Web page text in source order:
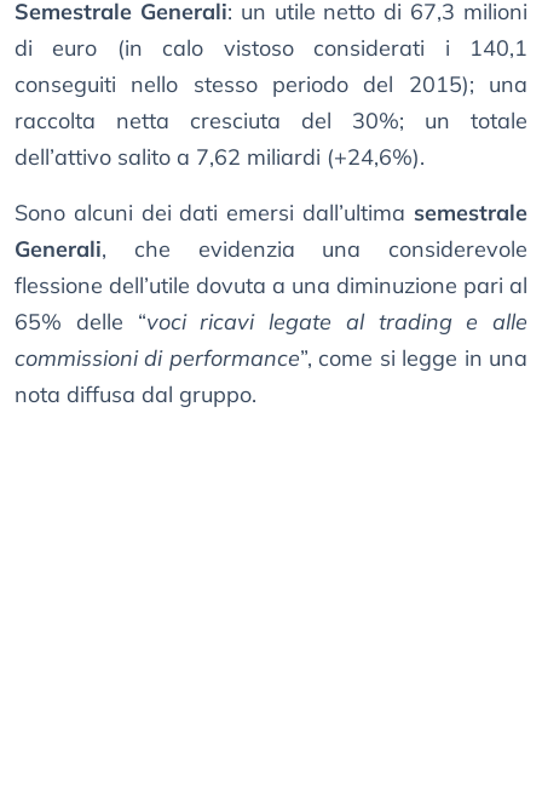
Semestrale Generali: un utile netto di 67,3 milioni
di euro (in calo vistoso considerati i 140,1
conseguiti nello stesso periodo del 2015); una
raccolta netta cresciuta del 30%; un totale
dell’attivo salito a 7,62 miliardi (+24,6%).
Sono alcuni dei dati emersi dall’ultima semestrale
Generali, che evidenzia una considerevole
flessione dell’utile dovuta a una diminuzione pari al
65% delle “voci ricavi legate al trading e alle
commissioni di performance”, come si legge in una
nota diffusa dal gruppo.